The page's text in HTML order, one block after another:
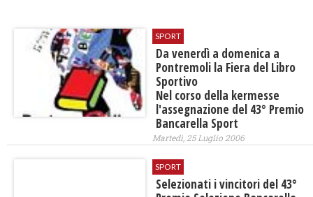
SPORT
Da venerdì a domenica a
Pontremoli la Fiera del Libro
Sportivo
Nel corso della kermesse
l'assegnazione del 43° Premio
Bancarella Sport
Martedì, 25 Luglio 2006
SPORT
Selezionati i vincitori del 43°